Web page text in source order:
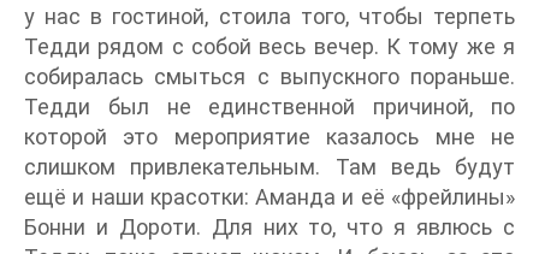
у нас в гостиной, стоила того, чтобы терпеть
Тедди рядом с собой весь вечер. К тому же я
собиралась смыться с выпускного пораньше.
Тедди был не единственной причиной, по
которой это мероприятие казалось мне не
слишком привлекательным. Там ведь будут
ещё и наши красотки: Аманда и её «фрейлины»
Бонни и Дороти. Для них то, что я явлюсь с